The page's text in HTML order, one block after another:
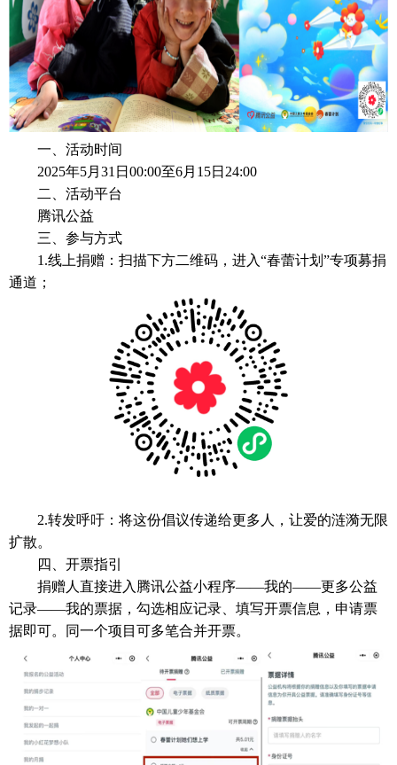
一、活动时间
2025年5月31日00:00至6月15日24:00
二、活动平台
腾讯公益
三、参与方式
1.线上捐赠：扫描下方二维码，进入“春蕾计划”专项募捐
通道；
2.转发呼吁：将这份倡议传递给更多人，让爱的涟漪无限
扩散。
四、开票指引
捐赠人直接进入腾讯公益小程序——我的——更多公益
记录——我的票据，勾选相应记录、填写开票信息，申请票
据即可。同一个项目可多笔合并开票。